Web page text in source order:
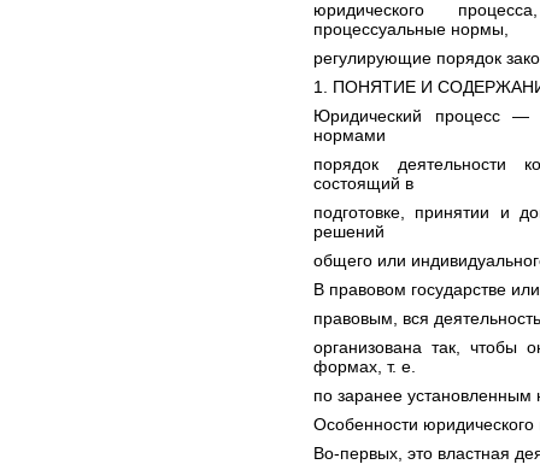
юридического
процессуальные нормы,
регулирующие порядок
1. ПОНЯТИЕ И
Юридический процесс —
нормами
порядок деятельности
состоящий в
подготовке, принятии и
решений
общего или
В правовом государстве
правовым, вся
организована так, чтобы
формах, т. е.
по заранее
Особенности
Во-первых, это властная